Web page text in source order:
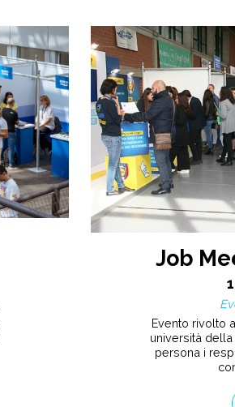
Job
Evento rivolto
università della
persona i